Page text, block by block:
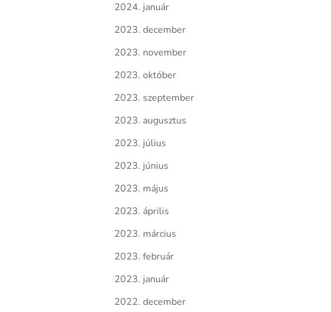
2024. január
2023. december
2023. november
2023. október
2023. szeptember
2023. augusztus
2023. július
2023. június
2023. május
2023. április
2023. március
2023. február
2023. január
2022. december